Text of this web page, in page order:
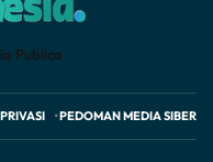
PEDOMAN MEDIA SIBER